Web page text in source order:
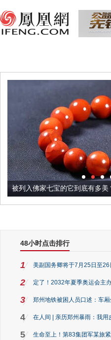
被列入佛家七宝的它到底有多美
48小时点击排行
1 美副国务卿将于7月25日至26
2 定了！2032年夏季奥运会主
3 郑州地铁被困人员口述：车
4 在人间 | 亲历郑州暴雨：我用
5 生命至上！第83集团军某旅